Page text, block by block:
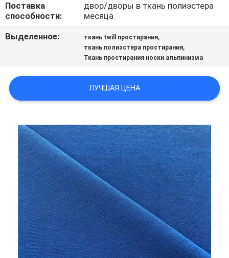
КАРТА
САЙТА
POLICY
Поставка
способности:
двор/дворы в ткань полиэстера
месяца
Выделенное:
ткань twill простирания,
ткань полиэстера простирания,
Ткань простирания носки альпинизма
ЛУЧШАЯ ЦЕНА